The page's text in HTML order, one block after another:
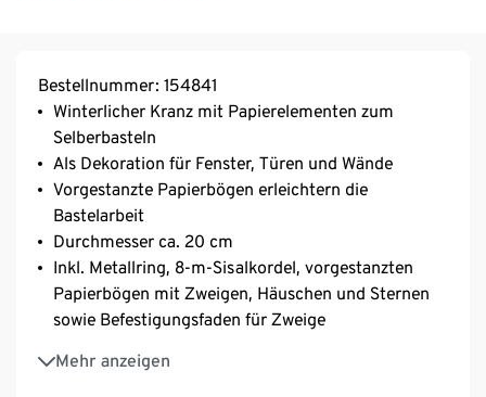
Bestellnummer: 154841
Winterlicher Kranz mit Papierelementen zum
Selberbasteln
Als Dekoration für Fenster, Türen und Wände
Vorgestanzte Papierbögen erleichtern die
Bastelarbeit
Durchmesser ca. 20 cm
Inkl. Metallring, 8-m-Sisalkordel, vorgestanzten
Papierbögen mit Zweigen, Häuschen und Sternen
sowie Befestigungsfaden für Zweige
Mehr anzeigen
Inkl. Bastelanleitung
Zusätzlich benötigt: Flüssigkleber oder